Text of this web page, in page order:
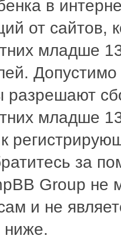
в
от сайтов,
младше
разрешают
младше
за
Group не
и не
ниже.